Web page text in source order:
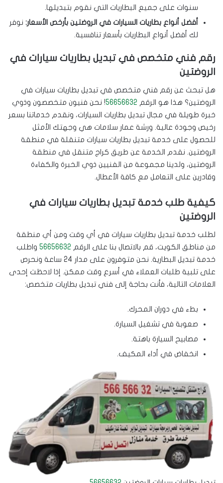
سنوات على جميع البطاريات التي نقوم بتبديلها.
أفضل أنواع بطاريات السيارات في الروضتين بأرخص الأسعار: نوفر
لك أفضل أنواع البطاريات بأسعار تنافسية.
رقم فني متخصص في تبديل بطاريات سيارات في
الروضتين
هل تبحث عن رقم فني متخصص في تبديل بطاريات سيارات في
الروضتين؟ هذا هو الرقم 56656632! نحن فنيون متخصصون وذوي
خبرة طويلة في مجال تبديل بطاريات السيارات، ونقدم خدماتنا بسعر
رخيص وجودة عالية. ورشة عمار سلامات هي وجهتك الأمثل
للحصول على خدمة تبديل بطاريات سيارات متنقلة في منطقة
الروضتين. نقدم الخدمة عن طريق كراج متنقل في منطقة
الروضتين، ولدينا مجموعة من الفنيين ذوي الخبرة والكفاءة
وقادرين على التعامل مع كافة الأعطال.
كيفية طلب خدمة تبديل بطاريات سيارات في
الروضتين
لطلب خدمة تبديل بطاريات سيارات في أي وقت ومن أي منطقة
من مناطق الكويت، قم بالاتصال بنا على الرقم 56656632 واطلب
خدمة تبديل البطارية. نحن متوفرون على مدار 24 ساعة ونحرص
على تلبية طلبات العملاء في أسرع وقت ممكن. إذا لاحظت إحدى
العلامات التالية، فأنت بحاجة إلى فني تبديل بطاريات متخصص:
بطء في دوران المحرك.
صعوبة في تشغيل السيارة.
مصابيح السيارة باهتة.
انخفاض في أداء المكيف.